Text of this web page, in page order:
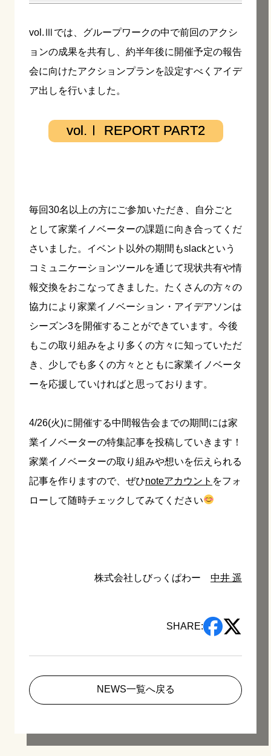
vol.Ⅲでは、グループワークの中で前回のアクシ
ョンの成果を共有し、約半年後に開催予定の報告
会に向けたアクションプランを設定すべくアイデ
ア出しを行いました。
vol.Ⅰ REPORT PART2
毎回30名以上の方にご参加いただき、自分ごと
として家業イノベーターの課題に向き合ってくだ
さいました。イベント以外の期間もslackという
コミュニケーションツールを通じて現状共有や情
報交換をおこなってきました。たくさんの方々の
協力により家業イノベーション・アイデアソンは
シーズン3を開催することができています。今後
もこの取り組みをより多くの方々に知っていただ
き、少しでも多くの方々とともに家業イノベータ
ーを応援していければと思っております。
4/26(火)に開催する中間報告会までの期間には家
業イノベーターの特集記事を投稿していきます！
家業イノベーターの取り組みや想いを伝えられる
記事を作りますので、ぜひnoteアカウント をフォ
ローして随時チェックしてみてください
株式会社しびっくぱわー 中井 遥
SHARE:
NEWS一覧へ戻る